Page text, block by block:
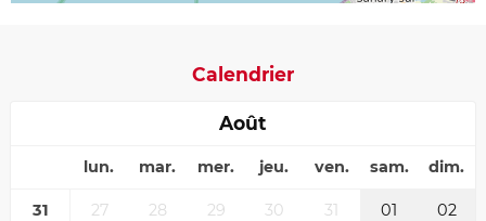
Calendrier
Août
lun. mar. mer. jeu. ven. sam. dim.
31 27 28 29 30 31 01 02